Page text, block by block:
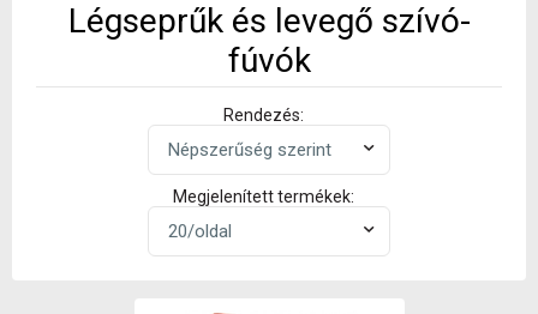
Légseprűk és levegő szívó-
fúvók
Rendezés:
Megjelenített termékek: